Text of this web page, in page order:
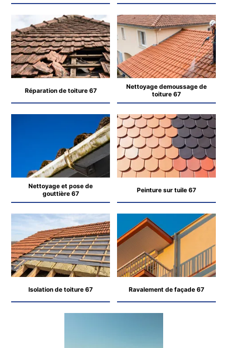
Réparation de toiture 67
Nettoyage demoussage de
toiture 67
Nettoyage et pose de
gouttière 67
Peinture sur tuile 67
Isolation de toiture 67 Ravalement de façade 67